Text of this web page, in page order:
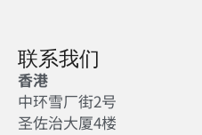
联系我们
香港
中环雪厂街2号
圣佐治大厦4楼